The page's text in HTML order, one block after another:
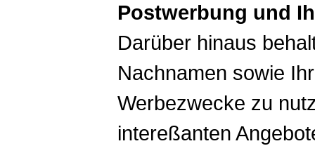
Postwerbung und
Darüber hinaus
Nachnamen sowie
Werbezwecke zu
intereßanten